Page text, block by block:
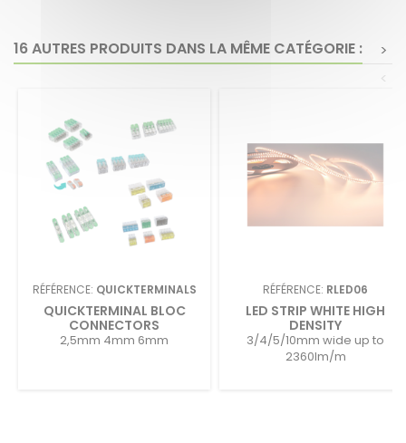
16 AUTRES PRODUITS DANS LA MÊME CATÉGORIE :
>
<
RÉFÉRENCE: QUICKTERMINALS
QUICKTERMINAL BLOC
CONNECTORS
2,5mm 4mm 6mm
RÉFÉRENCE: RLED06
LED STRIP WHITE HIGH
DENSITY
3/4/5/10mm wide up to
2360lm/m